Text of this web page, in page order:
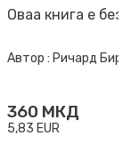
Оваа книга е
Автор : Ричард
360 МКД
5,83 EUR